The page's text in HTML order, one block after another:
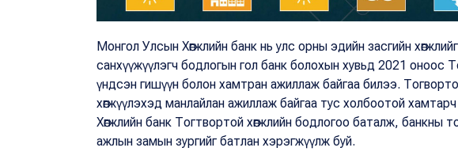
Монгол Улсын Хөгжлийн банк нь улс орны эдийн засгийн хөгжлийг
санхүүжүүлэгч бодлогын гол банк болохын хувьд 2021 оноос
үндсэн гишүүн болон хамтран ажиллаж байгаа билээ.
хөгжүүлэхэд манлайлан ажиллаж байгаа тус холбоотой
Хөгжлийн банк Тогтвортой хөгжлийн бодлогоо баталж, банкны
ажлын замын зургийг батлан хэрэгжүүлж буй.